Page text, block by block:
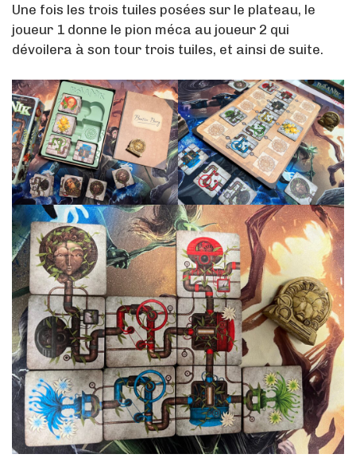
Une fois les trois tuiles posées sur le plateau, le
joueur 1 donne le pion méca au joueur 2 qui
dévoilera à son tour trois tuiles, et ainsi de suite.